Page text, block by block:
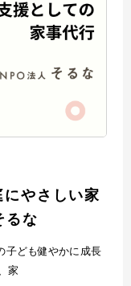
やさしい家
るな
子ども健やかに成長
は、家